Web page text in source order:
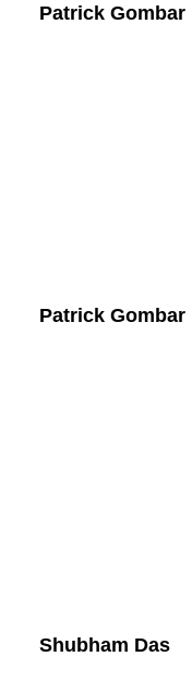
Patrick Gombar
Patrick Gombar
Shubham Das